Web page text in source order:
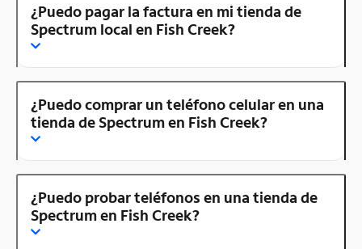
¿Puedo pagar la factura en mi tienda de
Spectrum local en Fish Creek?
¿Puedo comprar un teléfono celular en una
tienda de Spectrum en Fish Creek?
¿Puedo probar teléfonos en una tienda de
Spectrum en Fish Creek?